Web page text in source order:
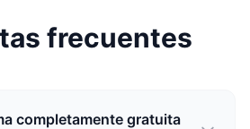
frecuentes
completamente gratuita